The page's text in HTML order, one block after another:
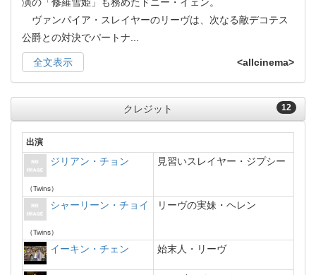
ヴァンパイア・スレイヤーのリーヴは、次なる敵デコテス
公爵との対決でパートナ
全文表示 <allcinema>
12
クレジット
出演
ジリアン・チョン
（Twins）
見習いスレイヤー・ジプシー
シャーリーン・チョイ
（Twins）
リーヴの実妹・ヘレン
イーキン・チェン 始末人・リーヴ